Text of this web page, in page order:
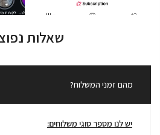
שאלות
מהם זמני המשלוח?
יש לנו מספר סוגי משלוחים: